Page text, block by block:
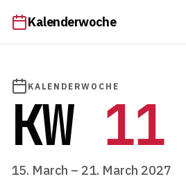
Kalenderwoche
KALENDERWOCHE
KW 11
15. March – 21. March 2027